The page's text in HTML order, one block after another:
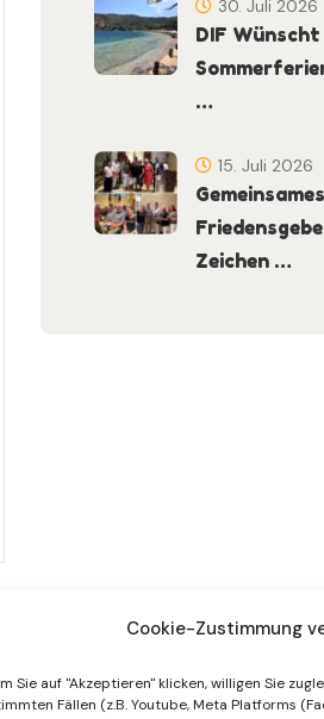
Cookie-Zustimmung
Sie auf "Akzeptieren" klicken, willigen Sie
Fällen (z.B. Youtube, Meta Platforms
DIF Wünscht
…
30. Juli 2026
Gemeinsames
Zeichen …
15. Juli 2026